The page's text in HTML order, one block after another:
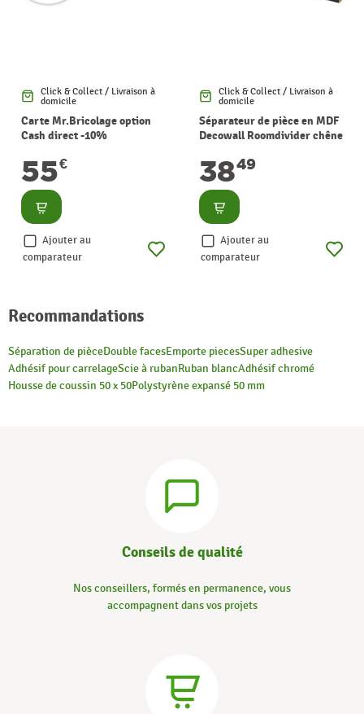
Click & Collect / Livraison à
domicile
Carte Mr.Bricolage option
Cash direct -10%
55€
Consulter
Ajouter au
comparateur
Click & Collect / Livraison à
domicile
Séparateur de pièce en MDF
Decowall Roomdivider chêne
CANDO
3849
Consulter
Ajouter au
comparateur
Recommandations
Séparation de pièceDouble facesEmporte piecesSuper adhesive
Adhésif pour carrelageScie à rubanRuban blancAdhésif chromé
Housse de coussin 50 x 50Polystyrène expansé 50 mm
Conseils de qualité
Nos conseillers, formés en permanence, vous
accompagnent dans vos projets